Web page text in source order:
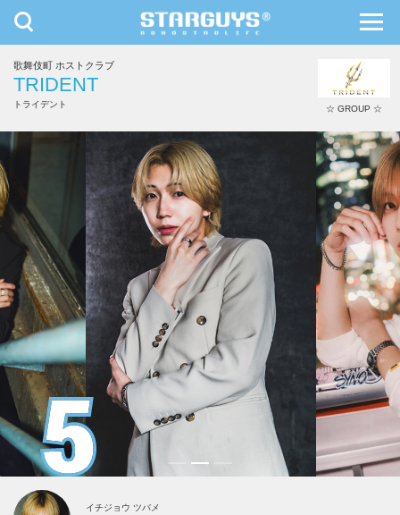
九州・沖縄 北海道・東北
toggle
navigation
歌舞伎町 ホストクラブ
TRIDENT
トライデント ☆ GROUP ☆
一条 つばめ
イチジョウ ツバメ